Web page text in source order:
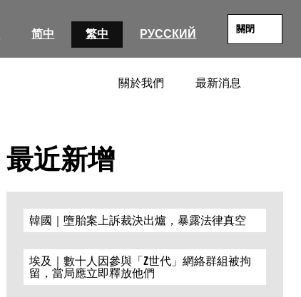
简中 繁中 РУССКИЙ 關閉
關於我們 最新消息
最近新增
韓國｜墮胎案上訴裁決出爐，暴露法律真空
埃及｜數十人因參與「Z世代」網絡群組被拘
留，當局應立即釋放他們